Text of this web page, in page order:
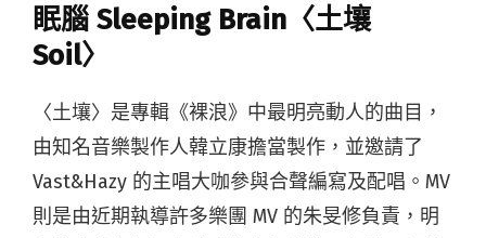
眠腦 Sleeping Brain〈土壤
Soil〉
〈土壤〉是專輯《裸浪》中最明亮動人的曲目，
由知名音樂製作人韓立康擔當製作，並邀請了
Vast&Hazy 的主唱大咖參與合聲編寫及配唱。MV
則是由近期執導許多樂團 MV 的朱旻修負責，明